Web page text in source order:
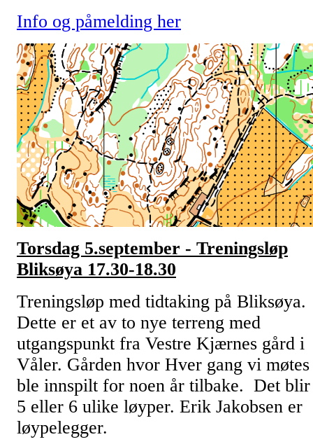
Info og påmelding her
Torsdag 5.september - Treningsløp
Bliksøya 17.30-18.30
Treningsløp med tidtaking på Bliksøya.
Dette er et av to nye terreng med
utgangspunkt fra Vestre Kjærnes gård i
Våler. Gården hvor Hver gang vi møtes
ble innspilt for noen år tilbake. Det blir
5 eller 6 ulike løyper. Erik Jakobsen er
løypelegger.